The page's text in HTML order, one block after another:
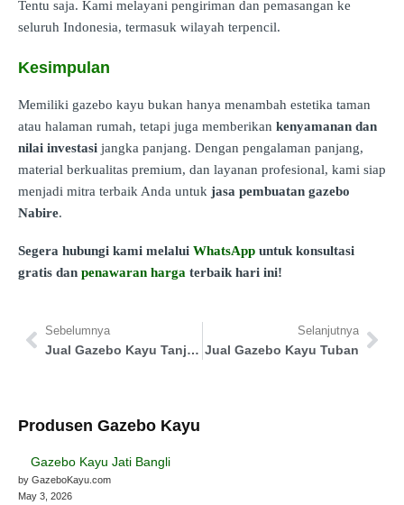
Tentu saja. Kami melayani pengiriman dan pemasangan ke
seluruh Indonesia, termasuk wilayah terpencil.
Kesimpulan
Memiliki gazebo kayu bukan hanya menambah estetika taman
atau halaman rumah, tetapi juga memberikan kenyamanan dan
nilai investasi jangka panjang. Dengan pengalaman panjang,
material berkualitas premium, dan layanan profesional, kami siap
menjadi mitra terbaik Anda untuk jasa pembuatan gazebo
Nabire.
Segera hubungi kami melalui WhatsApp untuk konsultasi
gratis dan penawaran harga terbaik hari ini!
Sebelumnya
Jual Gazebo Kayu Tanjung Jabung Timur
Selanjutnya
Jual Gazebo Kayu Tuban
Produsen Gazebo Kayu
Gazebo Kayu Jati Bangli
by GazeboKayu.com
May 3, 2026